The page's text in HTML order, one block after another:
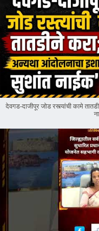
देवगड-दाजीपूर जोड रस्त्यांची कामे